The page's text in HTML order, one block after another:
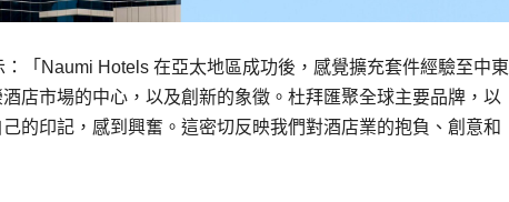
：「Naumi Hotels 在亞太地區成功後，感覺擴充套件經驗至中東
店市場的中心，以及創新的象徵。杜拜匯聚全球主要品牌，以
的印記，感到興奮。這密切反映我們對酒店業的抱負、創意和